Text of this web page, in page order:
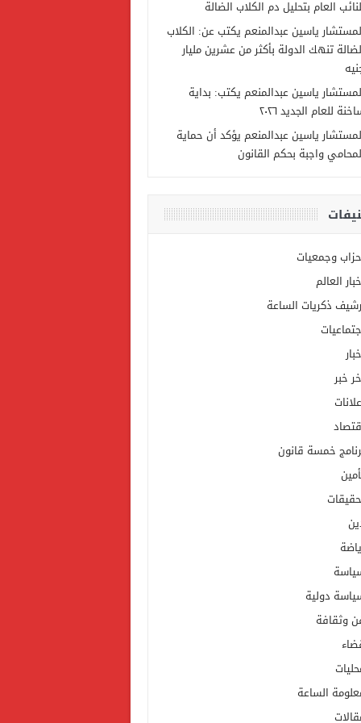
العام بتحليل دم الكلاب الضالة
ياسين عبدالمنعم يكتب عن: الكلاب
تنهك الدولة بأكثر من عشرين مليار
ياسين عبدالمنعم يكتب: بداية
للعام الجديد ٢٠٢٦
ياسين عبدالمنعم يؤكد أن حماية
واجبة بحكم القانون
وجمعيات
العالم
ذكريات الساعة
خبر
خمسة قانون
دولية
وثقافة
الساعة